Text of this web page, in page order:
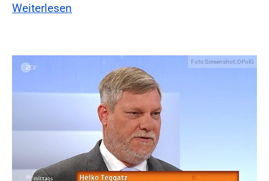
Weiterlesen
Foto:Screenshot: DPolG